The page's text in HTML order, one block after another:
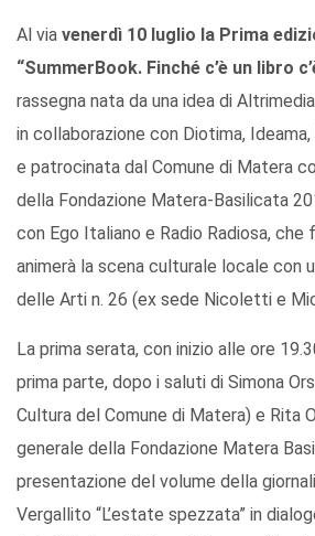
Al via venerdì 10 luglio la Prima
“SummerBook. Finché c’è un libro
rassegna nata da una idea di
in collaborazione con Diotima,
e patrocinata dal Comune di Matera
della Fondazione Matera-Basilicata
con Ego Italiano e Radio Radiosa, che
animerà la scena culturale locale con
delle Arti n. 26 (ex sede Nicoletti e
La prima serata, con inizio alle ore
prima parte, dopo i saluti di Simona
Cultura del Comune di Matera) e Rita
generale della Fondazione Matera
presentazione del volume della
Vergallito “L’estate spezzata” in